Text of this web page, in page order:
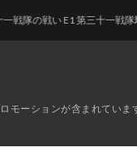
モーションが含まれていま
E1 第三十一戦隊駆逐艦の出